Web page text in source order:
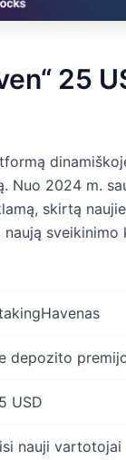
25
2024 m.
skirtą
depozito
USD
nauji vartotojai